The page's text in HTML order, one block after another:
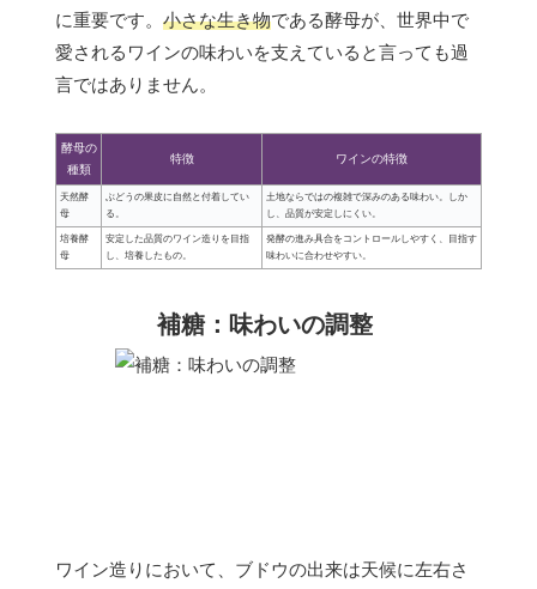
に重要です。 小さな生き物である酵母が、世界中で
愛されるワインの味わいを支えていると言っても過
言ではありません。
酵母の
種類
特徴 ワインの特徴
天然酵
母
ぶどうの果皮に自然と付着してい
る。
土地ならではの複雑で深みのある味わい。しか
し、品質が安定しにくい。
培養酵
母
安定した品質のワイン造りを目指
し、培養したもの。
発酵の進み具合をコントロールしやすく、目指す
味わいに合わせやすい。
補糖：味わいの調整
ワイン造りにおいて、ブドウの出来は天候に左右さ